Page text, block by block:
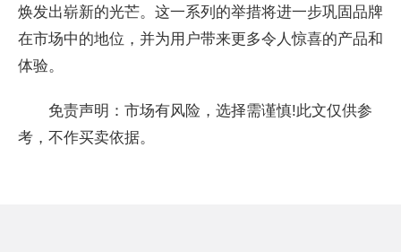
焕发出崭新的光芒。这一系列的举措将进一步巩固品牌
在市场中的地位，并为用户带来更多令人惊喜的产品和
体验。
免责声明：市场有风险，选择需谨慎!此文仅供参
考，不作买卖依据。